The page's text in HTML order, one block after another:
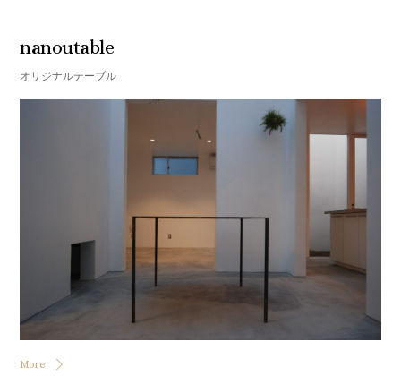
nanoutable
オリジナルテーブル
More